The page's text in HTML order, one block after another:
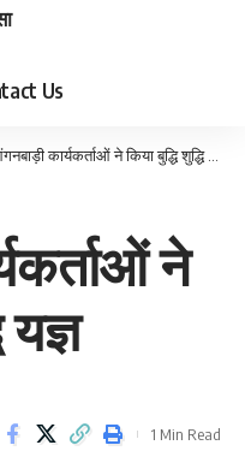
Us
कार्यकर्ताओं ने किया बुद्धि शुद्धि यज्ञ
ने
यज्ञ
1 Min Read